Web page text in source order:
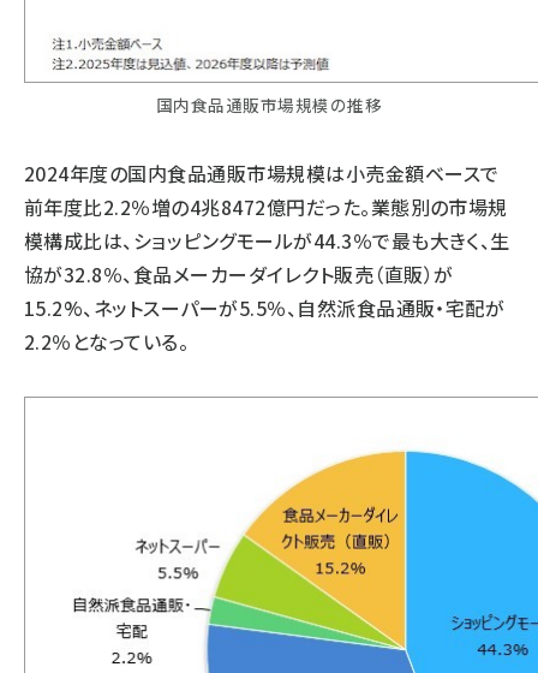
国内食品通販市場規模の推移
2024年度の国内食品通販市場規模は小売金額ベースで
前年度比2.2％増の4兆8472億円だった。業態別の市場規
模構成比は、ショッピングモールが44.3％で最も大きく、生
協が32.8％、食品メーカーダイレクト販売（直販）が
15.2%、ネットスーパーが5.5％、自然派食品通販・宅配が
2.2％となっている。